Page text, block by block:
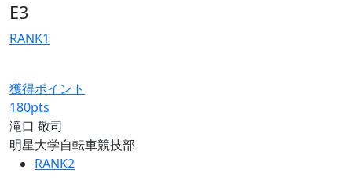
E3
RANK1
獲得ポイント
180pts
滝口 敬司
明星大学自転車競技部
RANK2